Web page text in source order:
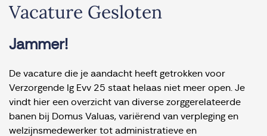
Vacature Gesloten
Jammer!
De vacature die je aandacht heeft getrokken voor
Verzorgende Ig Evv 25 staat helaas niet meer open. Je
vindt hier een overzicht van diverse zorggerelateerde
banen bij Domus Valuas, variërend van verpleging en
welzijnsmedewerker tot administratieve en